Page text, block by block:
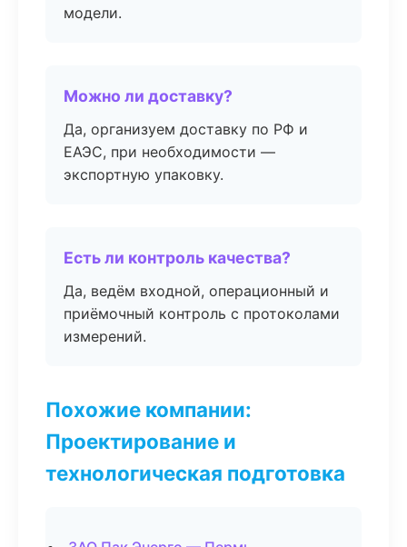
модели.
Можно ли доставку?
Да, организуем доставку по РФ и
ЕАЭС, при необходимости —
экспортную упаковку.
Есть ли контроль качества?
Да, ведём входной, операционный и
приёмочный контроль с протоколами
измерений.
Похожие компании:
Проектирование и
технологическая подготовка